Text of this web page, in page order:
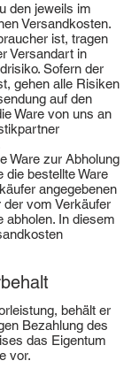
den jeweils im
Versandkosten.
ist, tragen
Versandart in
Sofern der
gehen alle Risiken
auf den
Ware von uns an
Ware zur Abholung
die bestellte Ware
angegebenen
vom Verkäufer
abholen. In diesem
behält er
Bezahlung des
das Eigentum
vor.